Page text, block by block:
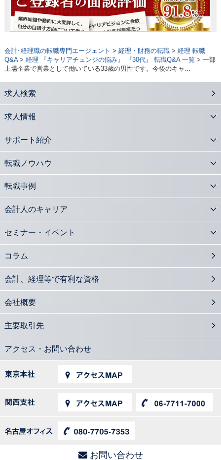
会計･経理職の転職専門エージェント > 経理・財務の転職> 経理 転職
Q&A> 経理 『キャリアチェンジの悩み』 『30代』 転職Q&A 一覧 > 一部
上場企業で営業として働いている33歳の男性です。今後のキャ…
求人検索
求人情報
サポート紹介
転職ノウハウ
転職事例
会計人のキャリア
セミナー・イベント
コラム
会計、経理等で有利な資格
会社概要
主要取引先
アクセス・お問い合わせ
お問い合わせ